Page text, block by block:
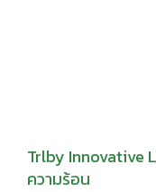
Trlby Innovative
ความร้อน